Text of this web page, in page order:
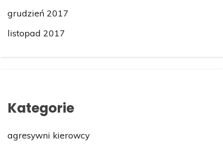
grudzień 2017
listopad 2017
Kategorie
agresywni kierowcy